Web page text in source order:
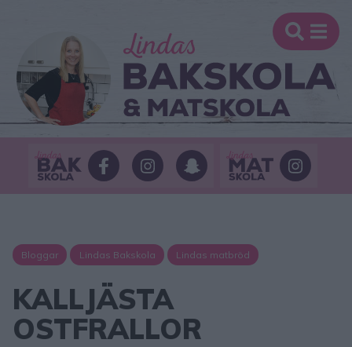
Bloggar Lindas Bakskola Lindas matbröd
KALLJÄSTA
OSTFRALLOR